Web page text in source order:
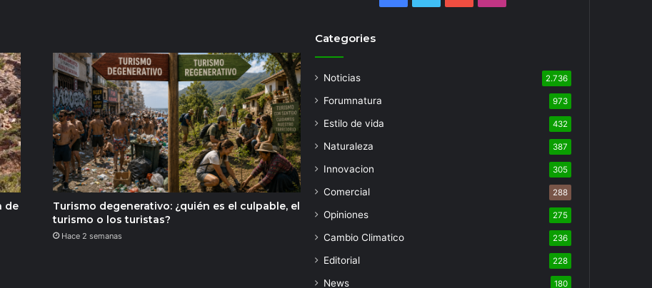
de
Turismo degenerativo: ¿quién es el culpable, el
turismo o los turistas?
Hace 2 semanas
Categories
Noticias 2.736
Forumnatura 973
Estilo de vida 432
Naturaleza 387
Innovacion 305
Comercial 288
Opiniones 275
Cambio Climatico 236
Editorial 228
News 180